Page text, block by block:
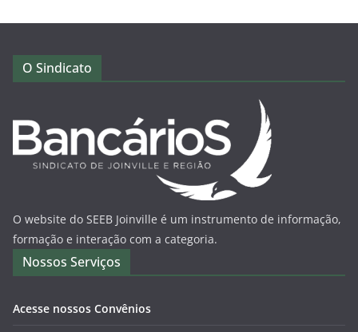
O Sindicato
O website do SEEB Joinville é um instrumento de informação,
formação e interação com a categoria.
Nossos Serviços
Acesse nossos Convênios